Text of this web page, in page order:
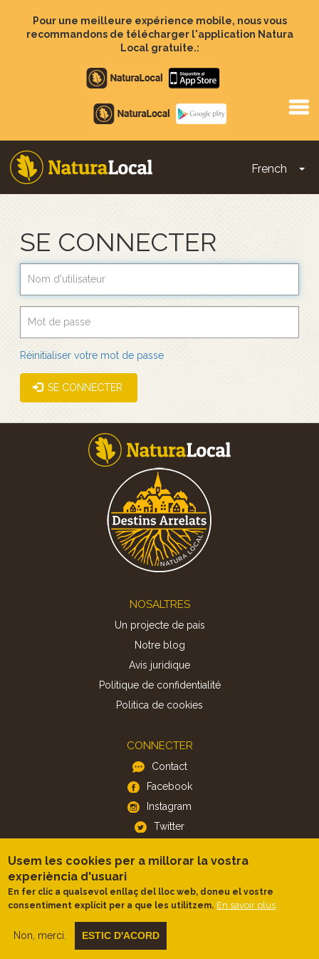
contenu
Pour une meilleure expérience mobile, nous vous
recommandons de télécharger l'application Natura
Local gratuite.:
Apple
store
Google
Play
French
Main
SE CONNECTER
Réinitialiser votre mot de passe
SE CONNECTER
NOSALTRES
Un projecte de país
Notre blog
Avis juridique
Politique de confidentialité
Politica de cookies
CONNECTER
Contact
Facebook
Instagram
Twitter
APP
iOS
Android
Usem les cookies per a millorar la vostra
experiència d'usuari
En fer clic a qualsevol enllaç del lloc web, doneu el vostre
consentiment explícit per a que les utilitzem. En savoir plus
Non, merci. ESTIC D'ACORD